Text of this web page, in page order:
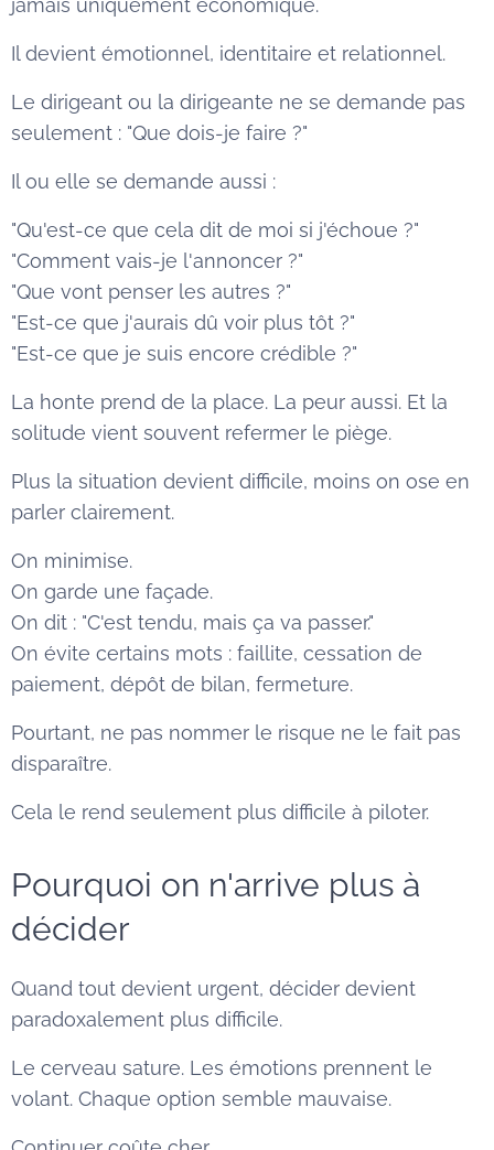
jamais uniquement économique.
Il devient émotionnel, identitaire et relationnel.
Le dirigeant ou la dirigeante ne se demande pas
seulement : "Que dois-je faire ?"
Il ou elle se demande aussi :
"Qu'est-ce que cela dit de moi si j'échoue ?"
"Comment vais-je l'annoncer ?"
"Que vont penser les autres ?"
"Est-ce que j'aurais dû voir plus tôt ?"
"Est-ce que je suis encore crédible ?"
La honte prend de la place. La peur aussi. Et la
solitude vient souvent refermer le piège.
Plus la situation devient difficile, moins on ose en
parler clairement.
On minimise.
On garde une façade.
On dit : "C'est tendu, mais ça va passer."
On évite certains mots : faillite, cessation de
paiement, dépôt de bilan, fermeture.
Pourtant, ne pas nommer le risque ne le fait pas
disparaître.
Cela le rend seulement plus difficile à piloter.
Pourquoi on n'arrive plus à
décider
Quand tout devient urgent, décider devient
paradoxalement plus difficile.
Le cerveau sature. Les émotions prennent le
volant. Chaque option semble mauvaise.